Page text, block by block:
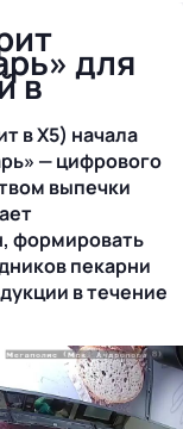
для
в
в X5) начала
— цифрового
выпечки
формировать
пекарни
в течение